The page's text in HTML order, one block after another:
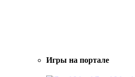
Игры на портале